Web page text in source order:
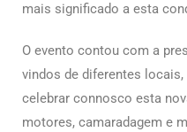
mais significado a esta
O evento contou com a
vindos de diferentes
celebrar connosco esta
motores, camaradagem e